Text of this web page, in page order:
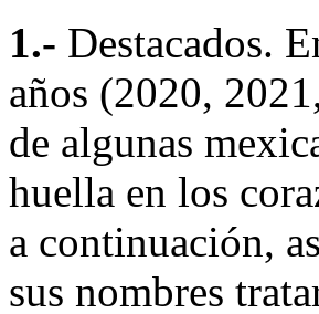
1.- Destacados.
años (2020,
de algunas
huella en los
a continuación,
sus nombres